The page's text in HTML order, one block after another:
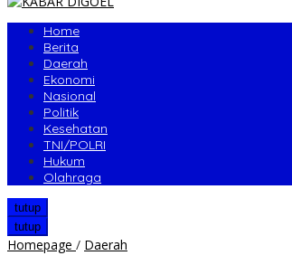
Home
Berita
Daerah
Ekonomi
Nasional
Politik
Kesehatan
TNI/POLRI
Hukum
Olahraga
tutup
tutup
Homepage / Daerah